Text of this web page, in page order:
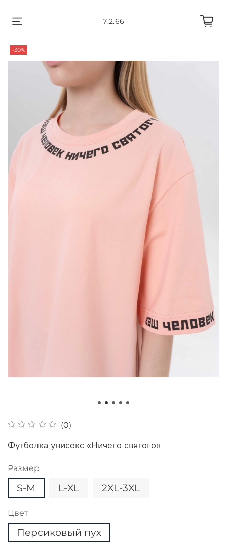
7.2.66
-30%
(0)
Футболка унисекс «Ничего святого»
Размер
S-M L-XL 2XL-3XL
Цвет
Персиковый пух